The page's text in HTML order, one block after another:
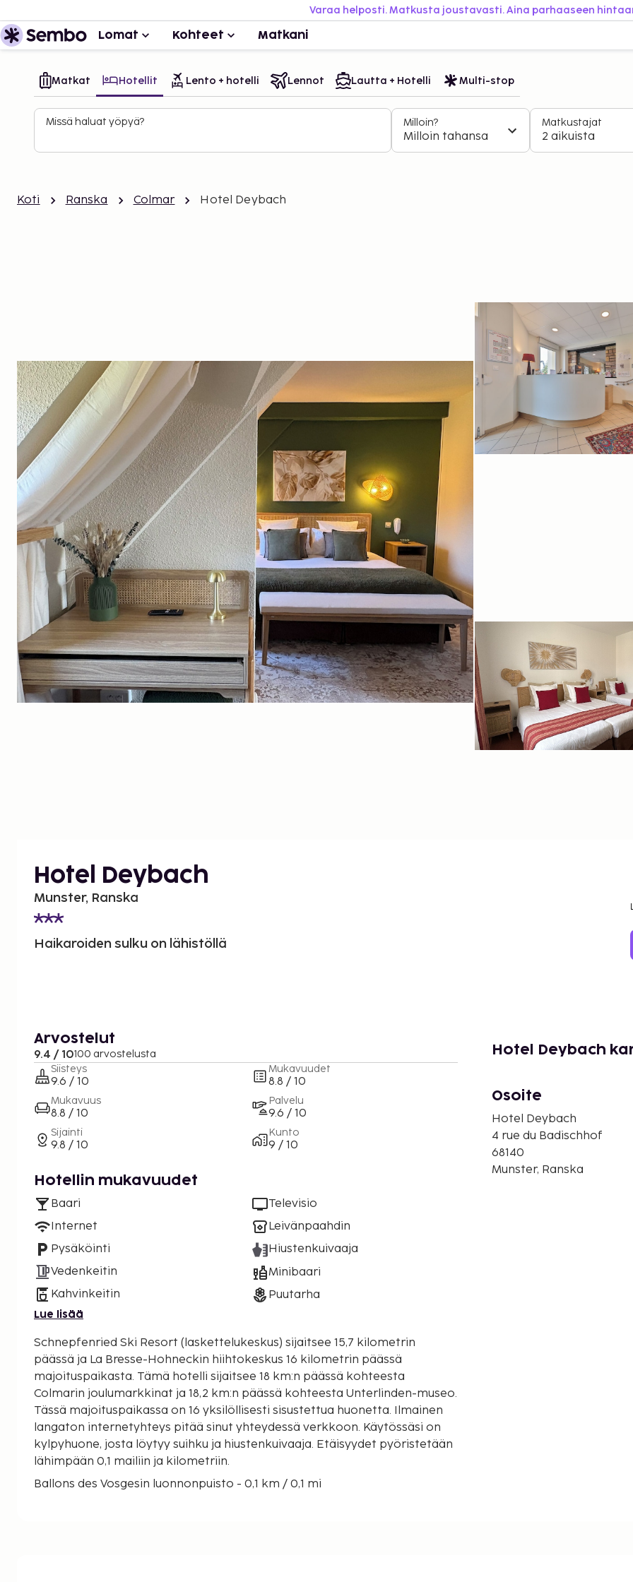
Varaa helposti. Matkusta joustavasti. Aina parhaaseen
Lomat Kohteet Matkani
Matkat Hotellit Lento + hotelli Lennot Lautta + Hotelli Multi-stop
Missä haluat yöpyä? Milloin?
Milloin tahansa
Matkustajat
2 aikuista
Koti Ranska Colmar Hotel Deybach
Hotel Deybach
Munster, Ranska
Haikaroiden sulku on lähistöllä
Arvostelut
9.4 / 10100 arvostelusta
Siisteys
9.6 / 10
Mukavuus
8.8 / 10
Sijainti
9.8 / 10
Mukavuudet
8.8 / 10
Palvelu
9.6 / 10
Kunto
9 / 10
Hotellin mukavuudet
Baari
Internet
Pysäköinti
Vedenkeitin
Kahvinkeitin
Televisio
Leivänpaahdin
Hiustenkuivaaja
Minibaari
Puutarha
Lue lisää
Schnepfenried Ski Resort (laskettelukeskus) sijaitsee 15,7 kilometrin
päässä ja La Bresse-Hohneckin hiihtokeskus 16 kilometrin päässä
majoituspaikasta. Tämä hotelli sijaitsee 18 km:n päässä kohteesta
Colmarin joulumarkkinat ja 18,2 km:n päässä kohteesta Unterlinden-museo.
Tässä majoituspaikassa on 16 yksilöllisesti sisustettua huonetta. Ilmainen
langaton internetyhteys pitää sinut yhteydessä verkkoon. Käytössäsi on
kylpyhuone, josta löytyy suihku ja hiustenkuivaaja. Etäisyydet pyöristetään
lähimpään 0,1 mailiin ja kilometriin.
Ballons des Vosgesin luonnonpuisto - 0,1 km / 0,1 mi
Hotel Deybach
Osoite
Hotel Deybach
4 rue du Badischhof
68140
Munster, Ranska